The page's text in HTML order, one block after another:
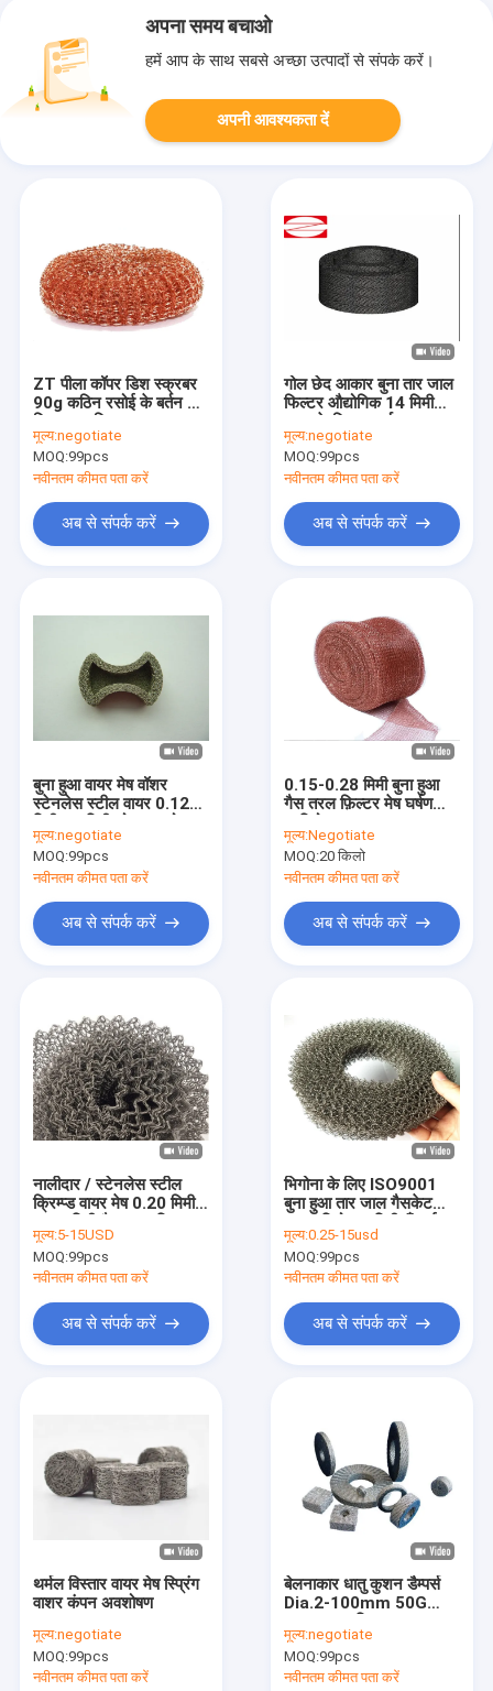
होम
उत्पाद
हमारे बारे में
फैक्टरी यात्रा
गुणवत्ता नियंत्रण
मामले
बुना हुआ तार मेष गैसकेट
संपीड़ित बुना हुआ तार जाल
अपना समय बचाओ
हमें आप के साथ सबसे अच्छा उत्पादों से संपर्क करें।
अपनी आवश्यकता दें
ZT पीला कॉपर डिश स्क्रबर
90g कठिन रसोई के बर्तन के
Customized
मूल्य:negotiate
MOQ:99pcs
नवीनतम कीमत पता करें
अब से संपर्क करें
गोल छेद आकार बुना तार जाल
फिल्टर औद्योगिक 14 मिमी
मूल्य:negotiate
MOQ:99pcs
नवीनतम कीमत पता करें
अब से संपर्क करें
बुना हुआ वायर मेष वॉशर
स्टेनलेस स्टील वायर 0.12
पहने आईएसओ 9 001
मूल्य:negotiate
MOQ:99pcs
नवीनतम कीमत पता करें
अब से संपर्क करें
0.15-0.28 मिमी बुना हुआ
गैस तरल फ़िल्टर मेष घर्षण
मूल्य:Negotiate
MOQ:20 किलो
नवीनतम कीमत पता करें
अब से संपर्क करें
नालीदार / स्टेनलेस स्टील
क्रिम्प्ड वायर मेष 0.20 मिमी-
मूल्य:5-15USD
MOQ:99pcs
नवीनतम कीमत पता करें
अब से संपर्क करें
भिगोना के लिए ISO9001
बुना हुआ तार जाल गैसकेट
150 मिमी
मूल्य:0.25-15usd
MOQ:99pcs
नवीनतम कीमत पता करें
अब से संपर्क करें
थर्मल विस्तार वायर मेष स्प्रिंग
वाशर कंपन अवशोषण
मूल्य:negotiate
MOQ:99pcs
नवीनतम कीमत पता करें
बेलनाकार धातु कुशन डैम्पर्स
Dia.2-100mm 50G
मूल्य:negotiate
MOQ:99pcs
नवीनतम कीमत पता करें